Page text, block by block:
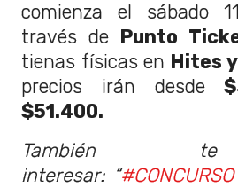
comienza el sábado
través de
Punto
tienas físicas en Hites
precios irán desde
$51.400.
También te
interesar: “